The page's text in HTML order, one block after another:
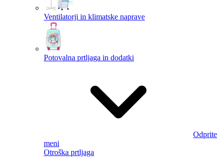
Ventilatorji in klimatske naprave
Potovalna prtljaga in dodatki
Odprite
meni
Otroška prtljaga